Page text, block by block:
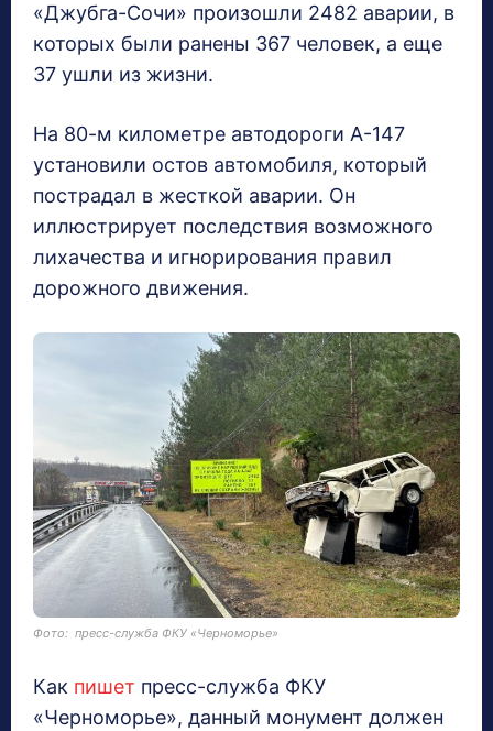
«Джубга-Сочи» произошли 2482 аварии, в
которых были ранены 367 человек, а еще
37 ушли из жизни.
На 80-м километре автодороги А-147
установили остов автомобиля, который
пострадал в жесткой аварии. Он
иллюстрирует последствия возможного
лихачества и игнорирования правил
дорожного движения.
Фото: пресс-служба ФКУ «Черноморье»
Как пишет пресс-служба ФКУ
«Черноморье», данный монумент должен